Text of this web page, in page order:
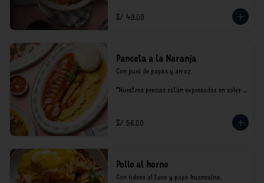
S/ 49.00
Panceta a la Naranja
Con puré de papas y arroz.
*Nuestros precios están expresados en soles e
S/ 56.00
Pollo al horno
Con fideos al tuco y papa huancaína.